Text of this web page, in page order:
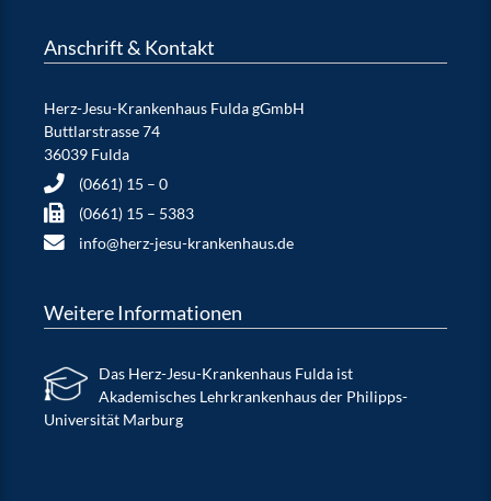
Anschrift & Kontakt
Herz-Jesu-Krankenhaus Fulda gGmbH
Buttlarstrasse 74
36039 Fulda
(0661) 15 – 0
(0661) 15 – 5383
info@herz-jesu-krankenhaus.de
Weitere Informationen
Das Herz-Jesu-Krankenhaus Fulda ist
Akademisches Lehrkrankenhaus der Philipps-
Universität Marburg